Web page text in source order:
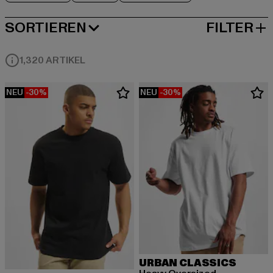
SORTIEREN
BELIEBTESTE FILTER
1,320 ARTIKEL
NEU -30% NEU -30%
URBAN CLASSICS